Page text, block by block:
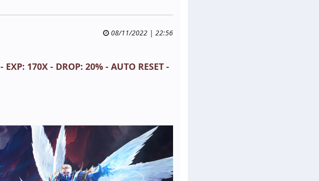
08/11/2022 | 22:56
170X - DROP: 20% - AUTO RESET -